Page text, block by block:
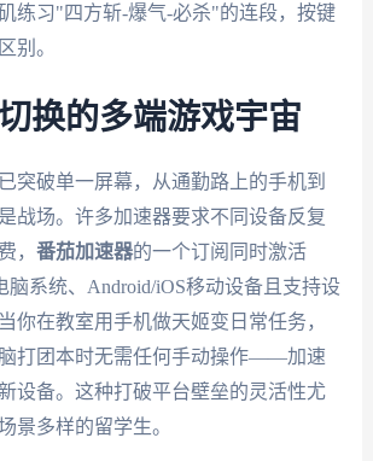
练习"四方斩-爆气-必杀"的连段，按键
别。
换的多端游戏宇宙
突破单一屏幕，从通勤路上的手机到
战场。许多加速器要求不同设备反复
， 番茄加速器的一个订阅同时激活
脑系统、Android/iOS移动设备且支持设
你在教室用手机做天姬变日常任务，
打团本时无需任何手动操作——加速
设备。这种打破平台壁垒的灵活性尤
景多样的留学生。